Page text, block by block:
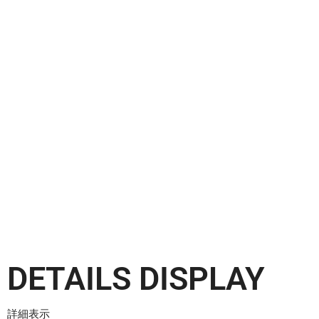
DETAILS DISPLAY
詳細表示